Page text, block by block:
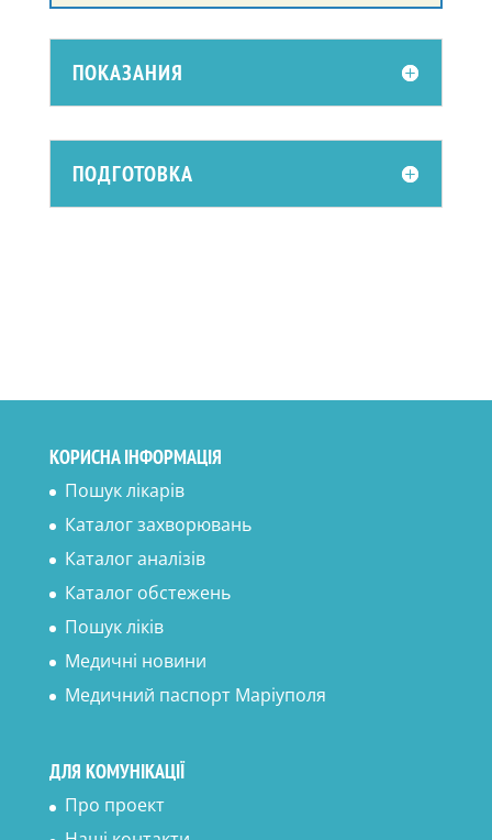
ПОКАЗАНИЯ
ПОДГОТОВКА
КОРИСНА ІНФОРМАЦІЯ
Пошук лікарів
Каталог захворювань
Каталог аналізів
Каталог обстежень
Пошук ліків
Медичні новини
Медичний паспорт Маріуполя
ДЛЯ КОМУНІКАЦІЇ
Про проект